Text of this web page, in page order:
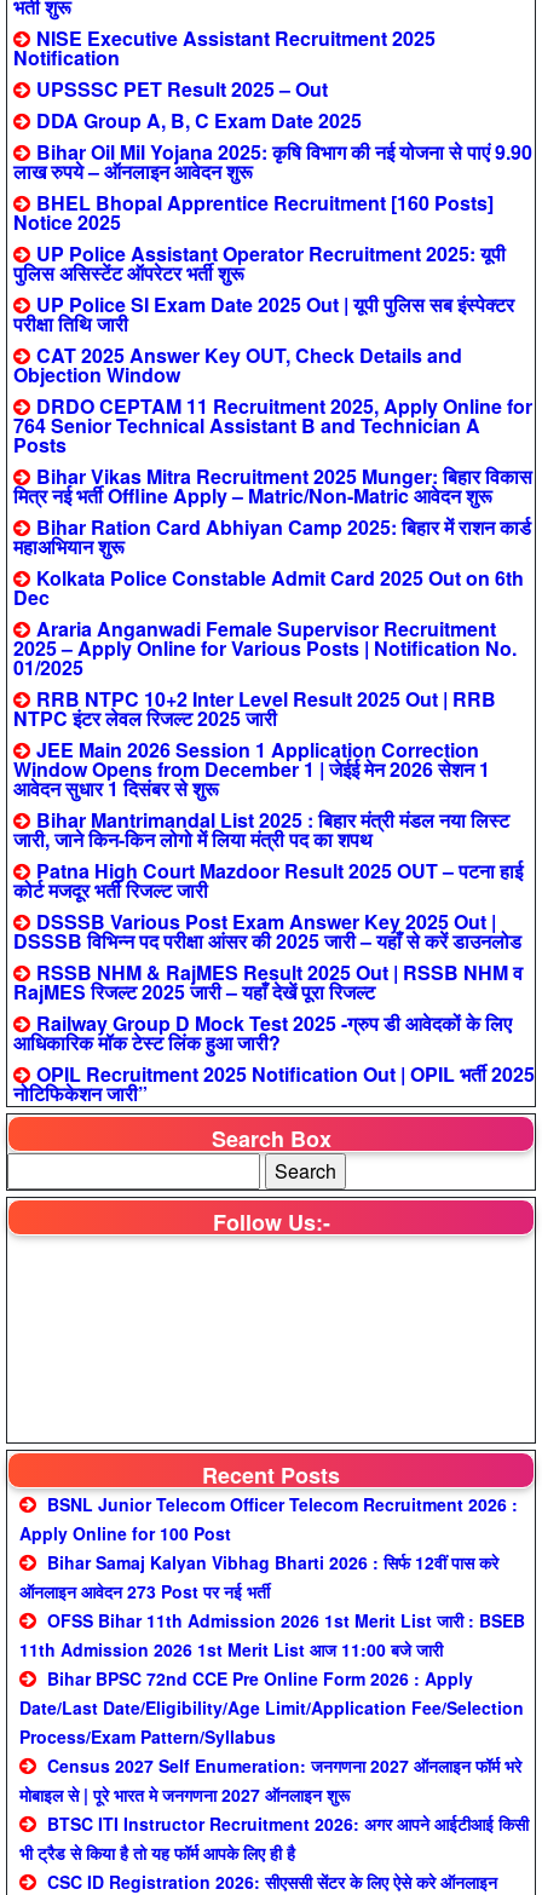
भर्ती शुरू
NISE Executive Assistant Recruitment 2025
Notification
UPSSSC PET Result 2025 – Out
DDA Group A, B, C Exam Date 2025
Bihar Oil Mil Yojana 2025: कृषि विभाग की नई योजना से पाएं 9.90
लाख रुपये – ऑनलाइन आवेदन शुरू
BHEL Bhopal Apprentice Recruitment [160 Posts]
Notice 2025
UP Police Assistant Operator Recruitment 2025: यूपी
पुलिस असिस्टेंट ऑपरेटर भर्ती शुरू
UP Police SI Exam Date 2025 Out | यूपी पुलिस सब इंस्पेक्टर
परीक्षा तिथि जारी
CAT 2025 Answer Key OUT, Check Details and
Objection Window
DRDO CEPTAM 11 Recruitment 2025, Apply Online for
764 Senior Technical Assistant B and Technician A
Posts
Bihar Vikas Mitra Recruitment 2025 Munger: बिहार विकास
मित्र नई भर्ती Offline Apply – Matric/Non-Matric आवेदन शुरू
Bihar Ration Card Abhiyan Camp 2025: बिहार में राशन कार्ड
महाअभियान शुरू
Kolkata Police Constable Admit Card 2025 Out on 6th
Dec
Araria Anganwadi Female Supervisor Recruitment
2025 – Apply Online for Various Posts | Notification No.
01/2025
RRB NTPC 10+2 Inter Level Result 2025 Out | RRB
NTPC इंटर लेवल रिजल्ट 2025 जारी
JEE Main 2026 Session 1 Application Correction
Window Opens from December 1 | जेईई मेन 2026 सेशन 1
आवेदन सुधार 1 दिसंबर से शुरू
Bihar Mantrimandal List 2025 : बिहार मंत्री मंडल नया लिस्ट
जारी, जाने किन-किन लोगो में लिया मंत्री पद का शपथ
Patna High Court Mazdoor Result 2025 OUT – पटना हाई
कोर्ट मजदूर भर्ती रिजल्ट जारी
DSSSB Various Post Exam Answer Key 2025 Out |
DSSSB विभिन्न पद परीक्षा आंसर की 2025 जारी – यहाँ से करें डाउनलोड
RSSB NHM & RajMES Result 2025 Out | RSSB NHM व
RajMES रिजल्ट 2025 जारी – यहाँ देखें पूरा रिजल्ट
Railway Group D Mock Test 2025 -ग्रुप डी आवेदकों के लिए
आधिकारिक मॉक टेस्ट लिंक हुआ जारी?
OPIL Recruitment 2025 Notification Out | OPIL भर्ती 2025
नोटिफिकेशन जारी”
Search Box
Follow Us:-
Recent Posts
BSNL Junior Telecom Officer Telecom Recruitment 2026 :
Apply Online for 100 Post
Bihar Samaj Kalyan Vibhag Bharti 2026 : सिर्फ 12वीं पास करे
ऑनलाइन आवेदन 273 Post पर नई भर्ती
OFSS Bihar 11th Admission 2026 1st Merit List जारी : BSEB
11th Admission 2026 1st Merit List आज 11:00 बजे जारी
Bihar BPSC 72nd CCE Pre Online Form 2026 : Apply
Date/Last Date/Eligibility/Age Limit/Application Fee/Selection
Process/Exam Pattern/Syllabus
Census 2027 Self Enumeration: जनगणना 2027 ऑनलाइन फॉर्म भरे
मोबाइल से | पूरे भारत मे जनगणना 2027 ऑनलाइन शुरू
BTSC ITI Instructor Recruitment 2026: अगर आपने आईटीआई किसी
भी ट्रैड से किया है तो यह फॉर्म आपके लिए ही है
CSC ID Registration 2026: सीएससी सेंटर के लिए ऐसे करे ऑनलाइन